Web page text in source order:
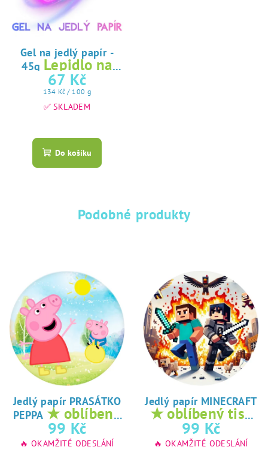
Gel na jedlý papír -
45g Lepidlo na
jedlý papír
67 Kč
Měrná
cena:
134 Kč / 100 g
✅ SKLADEM
hodnocení
produktu
hvězdiček.
Do košíku
Podobné produkty
Jedlý papír PRASÁTKO
PEPPA ★ oblíbený
tisk na jedlý
papír
99 Kč
🔥 OKAMŽITÉ ODESLÁNÍ
Jedlý papír MINECRAFT
★ oblíbený tisk
na jedlý papír
99 Kč
🔥 OKAMŽITÉ ODESLÁNÍ